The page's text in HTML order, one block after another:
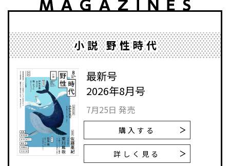
小説 野性時代
最新号
2026年8月号
7月25日 発売
購入する
詳しく見る